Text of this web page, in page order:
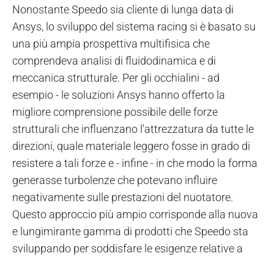
Nonostante Speedo sia cliente di lunga data di
Ansys, lo sviluppo del sistema racing si è basato su
una più ampia prospettiva multifisica che
comprendeva analisi di fluidodinamica e di
meccanica strutturale. Per gli occhialini - ad
esempio - le soluzioni Ansys hanno offerto la
migliore comprensione possibile delle forze
strutturali che influenzano l'attrezzatura da tutte le
direzioni, quale materiale leggero fosse in grado di
resistere a tali forze e - infine - in che modo la forma
generasse turbolenze che potevano influire
negativamente sulle prestazioni del nuotatore.
Questo approccio più ampio corrisponde alla nuova
e lungimirante gamma di prodotti che Speedo sta
sviluppando per soddisfare le esigenze relative a